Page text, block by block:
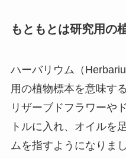
もともとは研究用の
ハーバリウム（
用の植物標本を意味す
リザーブドフラワーや
トルに入れ、オイルを
ムを指すようになりまし